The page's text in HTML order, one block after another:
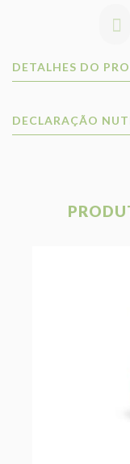
DETALHES DO
DECLARAÇÃO